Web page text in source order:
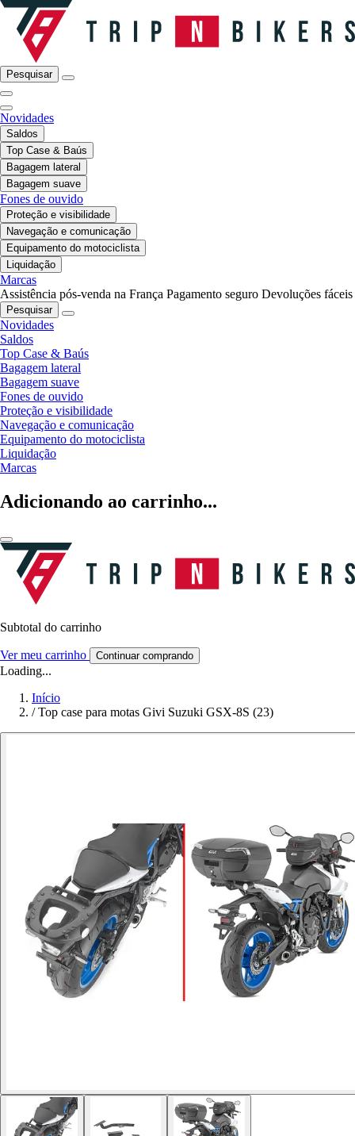
Pesquisar
Novidades
Saldos
Top Case & Baús
Bagagem lateral
Bagagem suave
Fones de ouvido
Proteção e visibilidade
Navegação e comunicação
Equipamento do motociclista
Liquidação
Marcas
Assistência pós-venda na França Pagamento seguro Devoluções fáceis
Pesquisar
Novidades
Saldos
Top Case & Baús
Bagagem lateral
Bagagem suave
Fones de ouvido
Proteção e visibilidade
Navegação e comunicação
Equipamento do motociclista
Liquidação
Marcas
Adicionando ao carrinho...
Subtotal do carrinho
Ver meu carrinho Continuar comprando
Loading...
Início
/ Top case para motas Givi Suzuki GSX-8S (23)